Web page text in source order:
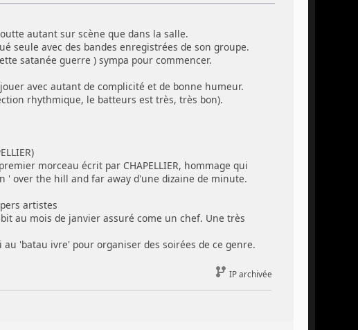
autant sur scène que dans la salle.
seule avec des bandes enregistrées de son groupe.
satanée guerre ) sympa pour commencer.
avec autant de complicité et de bonne humeur.
rhythmique, le batteurs est très, très bon).
morceau écrit par CHAPELLIER, hommage qui
' over the hill and far away d'une dizaine de minute.
artistes
au mois de janvier assuré come un chef. Une très
'batau ivre' pour organiser des soirées de ce genre.
IP archivée